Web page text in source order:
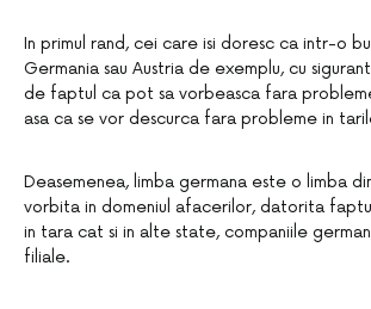
In primul rand, cei care isi doresc ca intr-o
Germania sau Austria de exemplu, cu
de faptul ca pot sa vorbeasca fara
asa ca se vor descurca fara probleme in
Deasemenea, limba germana este o limba
vorbita in domeniul afacerilor, datorita
in tara cat si in alte state, companiile
filiale.